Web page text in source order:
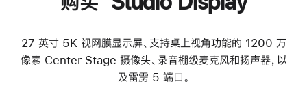
27 英寸 5K 视网膜显示屏、支持桌上视角功能的 1200 万
像素 Center Stage 摄像头、录音棚级麦克风和扬声器，以
及雷雳 5 端口。